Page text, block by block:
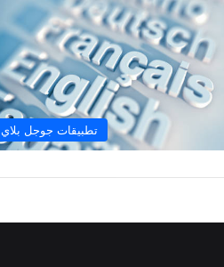
تطبيقات جوجل بلاي